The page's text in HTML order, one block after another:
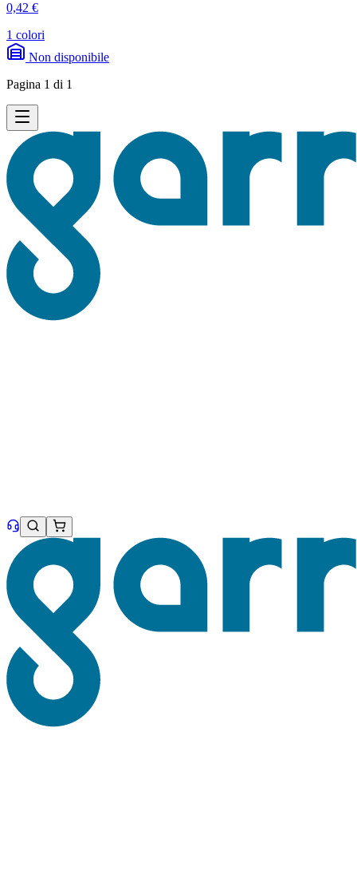
0,42 €
1 colori
Non disponibile
Pagina 1 di 1